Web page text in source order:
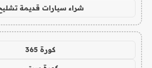
شراء سيارات قديمة
كورة 365